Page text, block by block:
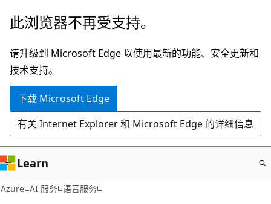
跳
主
要
内
此浏览器不再受支持。
请升级到 Microsoft Edge 以使用最新的功能、安全更新和
技术支持。
下载 Microsoft Edge
有关 Internet Explorer 和 Microsoft Edge 的详细信息
Learn
Azure AI 服务 语音服务